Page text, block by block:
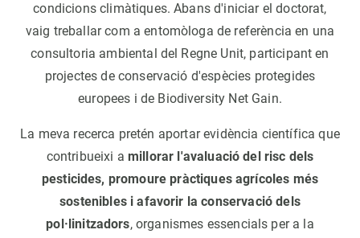
condicions climàtiques. Abans d'iniciar el doctorat,
vaig treballar com a entomòloga de referència en una
consultoria ambiental del Regne Unit, participant en
projectes de conservació d'espècies protegides
europees i de Biodiversity Net Gain.
La meva recerca pretén aportar evidència científica que
contribueixi a millorar l'avaluació del risc dels
pesticides, promoure pràctiques agrícoles més
sostenibles i afavorir la conservació dels
pol·linitzadors, organismes essencials per a la